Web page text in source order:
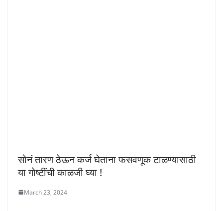
सोनं तारण ठेऊन कर्ज घेताना फसवणूक टाळण्यासाठी
या गोष्टींची काळजी घ्या !
March 23, 2024